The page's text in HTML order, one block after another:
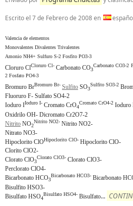
Escrito el 7 de Febrero de 2008en
Valencia de elementos
Monovalentes Divalentes Trivalentes
Amonio NH4+ Sulfuro S-2 Fosfito PO3-3
Cloruro ClCloruro Cl-Carbonato CO3
Carbonato CO3-2
2 Fosfato PO4-3
Bromuro BrBromuro Br- Sulfito SO3
Sulfito SO3-2
Fluoruro F- Sulfato SO4-2
Ioduro IIoduro I- Cromato CrO4
Cromato CrO4-2 Ioduro
Oxidrilo OH- Dicromato Cr2O7-2
Nitrito NO2
Nitrito NO2- Nitrito NO2-
Nitrato NO3-
Hipoclorito ClOHipoclorito ClO- Hipoclorito ClO-
Clorito ClO2-
Clorato ClO3
Clorato ClO3- Clorato ClO3-
Perclorato ClO4-
Bicarbonato HCO3
Bicarbonato HCO3- Bicarbonato
Bisulfito HSO3-
Bisulfato HSO4
Bisulfato HSO4- Bisulfato...